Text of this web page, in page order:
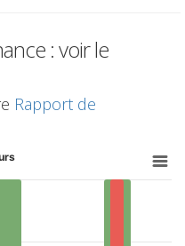
: voir le
Rapport de